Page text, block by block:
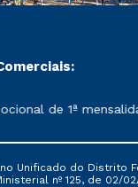
de rematrícula
de 1ª
Unificado do Distrito
nº 125, de 02/